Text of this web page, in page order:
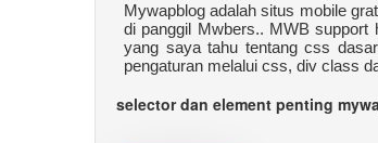
Mywapblog adalah situs mobile
di panggil Mwbers.. MWB support
yang saya tahu tentang css
pengaturan melalui css, div class
selector dan element penting